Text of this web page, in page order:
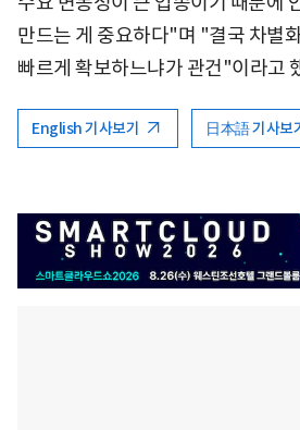
만드는 게 중요하다"며 "결국 차별
빠르게 확보하느냐가 관건"이라고
English 기사보기 日本語 기사보